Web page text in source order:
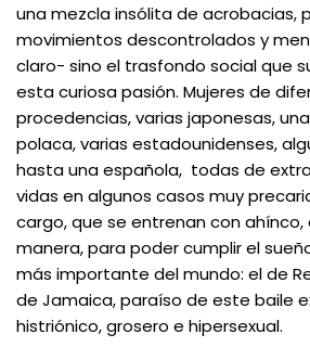
una mezcla insólita de acrobacias,
movimientos descontrolados y
claro- sino el trasfondo social que
esta curiosa pasión. Mujeres de
procedencias, varias japonesas,
polaca, varias estadounidenses,
hasta una española, todas de
vidas en algunos casos muy
cargo, que se entrenan con ahínco,
manera, para poder cumplir el
más importante del mundo: el de
de Jamaica, paraíso de este baile
histriónico, grosero e hipersexual.